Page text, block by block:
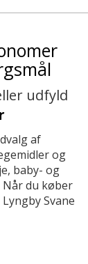
udfyld
af
og
baby- og
du køber
Svane